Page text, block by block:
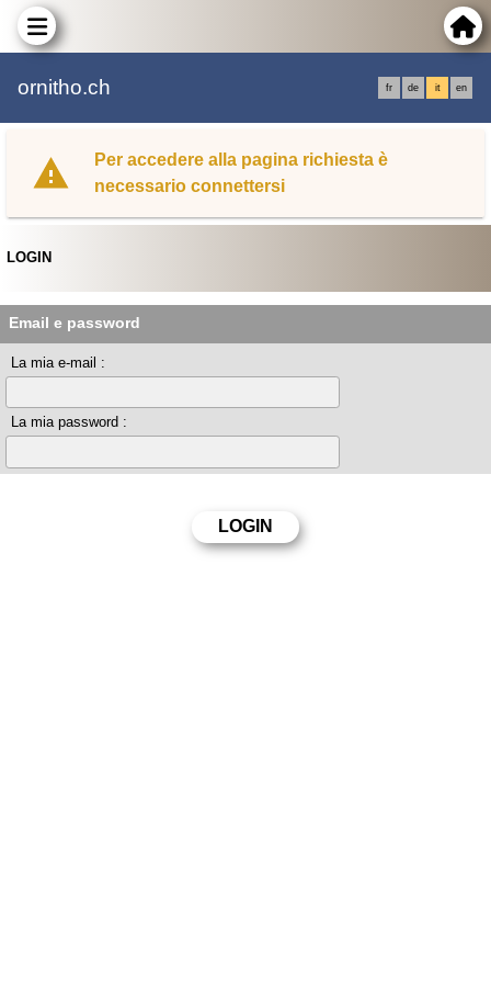
ornitho.ch fr de it en
Per accedere alla pagina richiesta è
necessario connettersi
LOGIN
Email e password
La mia e-mail :
La mia password :